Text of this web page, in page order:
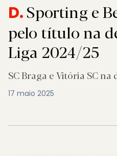
D.Sporting e
pelo título na
Liga 2024/25
SC Braga e Vitória SC
17 maio 2025